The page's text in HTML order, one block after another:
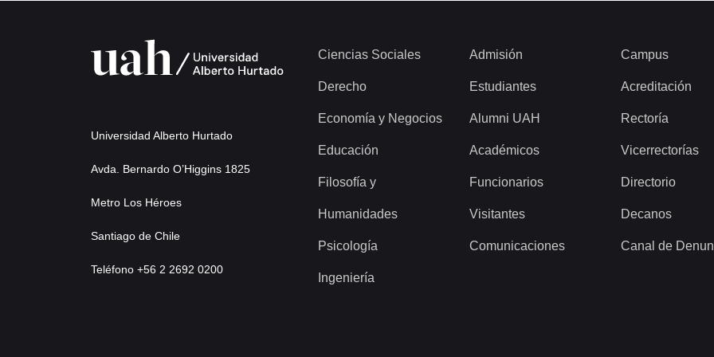
Universidad Alberto Hurtado
Avda. Bernardo O’Higgins 1825
Metro Los Héroes
Santiago de Chile
Teléfono +56 2 2692 0200
Ciencias Sociales
Derecho
Economía y Negocios
Educación
Filosofía y
Humanidades
Psicología
Ingeniería
Admisión
Estudiantes
Alumni UAH
Académicos
Funcionarios
Visitantes
Comunicaciones
Campus
Acreditación
Rectoría
Vicerrectorías
Directorio
Decanos
Canal de